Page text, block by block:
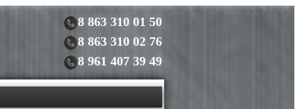
8 863 310 01 50
8 863 310 02 76
8 961 407 39 49